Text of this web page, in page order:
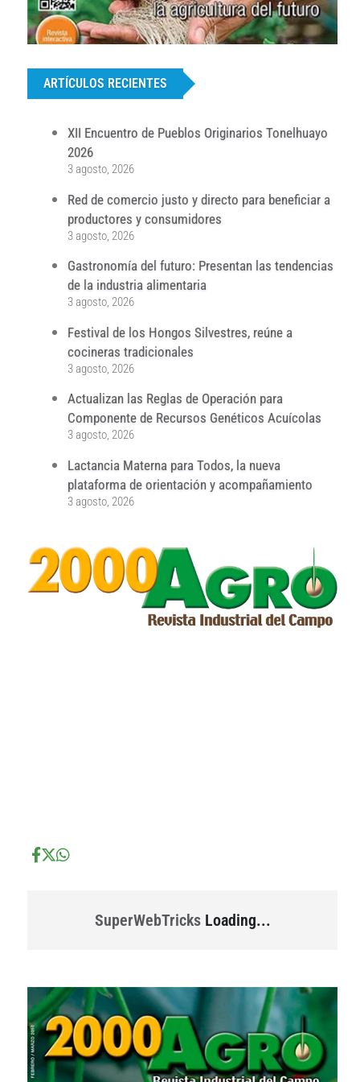
ARTÍCULOS RECIENTES
XII Encuentro de Pueblos Originarios Tonelhuayo
2026
3 agosto, 2026
Red de comercio justo y directo para beneficiar a
productores y consumidores
3 agosto, 2026
Gastronomía del futuro: Presentan las tendencias
de la industria alimentaria
3 agosto, 2026
Festival de los Hongos Silvestres, reúne a
cocineras tradicionales
3 agosto, 2026
Actualizan las Reglas de Operación para
Componente de Recursos Genéticos Acuícolas
3 agosto, 2026
Lactancia Materna para Todos, la nueva
plataforma de orientación y acompañamiento
3 agosto, 2026
SuperWebTricksLoading...